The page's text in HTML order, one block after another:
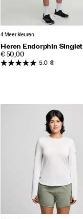
4 Meer kleuren
Heren Endorphin Singlet
PRICE
€ 50,00
5.0 (5)